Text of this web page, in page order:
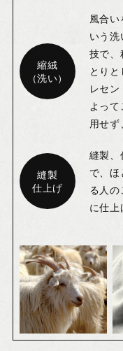
縮絨
（洗い）
風合い
いう
技で、
とり
レセ
よっ
用せず
縫製
仕上げ
縫製、
で、
る人
に仕上